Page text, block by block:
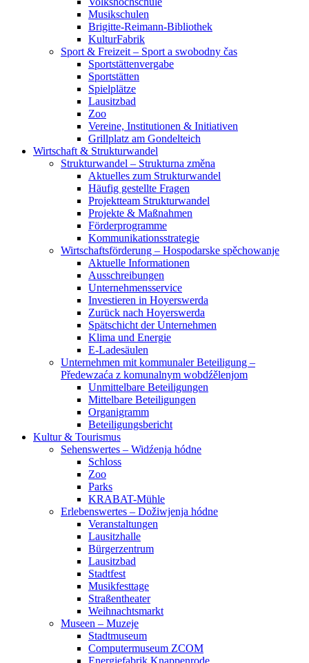
Musikschulen
Brigitte-Reimann-Bibliothek
KulturFabrik
Sport & Freizeit – Sport a swobodny čas
Sportstättenvergabe
Sportstätten
Spielplätze
Lausitzbad
Zoo
Vereine, Institutionen & Initiativen
Grillplatz am Gondelteich
Wirtschaft & Strukturwandel
Strukturwandel – Strukturna změna
Aktuelles zum Strukturwandel
Häufig gestellte Fragen
Projektteam Strukturwandel
Projekte & Maßnahmen
Förderprogramme
Kommunikationsstrategie
Wirtschaftsförderung – Hospodarske spěchowanje
Aktuelle Informationen
Ausschreibungen
Unternehmensservice
Investieren in Hoyerswerda
Zurück nach Hoyerswerda
Spätschicht der Unternehmen
Klima und Energie
E-Ladesäulen
Unternehmen mit kommunaler Beteiligung –
Předewzaća z komunalnym wobdźělenjom
Unmittelbare Beteiligungen
Mittelbare Beteiligungen
Organigramm
Beteiligungsbericht
Kultur & Tourismus
Sehenswertes – Widźenja hódne
Schloss
Zoo
Parks
KRABAT-Mühle
Erlebenswertes – Dožiwjenja hódne
Veranstaltungen
Lausitzhalle
Bürgerzentrum
Lausitzbad
Stadtfest
Musikfesttage
Straßentheater
Weihnachtsmarkt
Museen – Muzeje
Stadtmuseum
Computermuseum ZCOM